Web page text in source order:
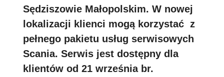
Sędziszowie Małopolskim. W nowej
lokalizacji klienci mogą korzystać z
pełnego pakietu usług serwisowych
Scania. Serwis jest dostępny dla
klientów od 21 września br.